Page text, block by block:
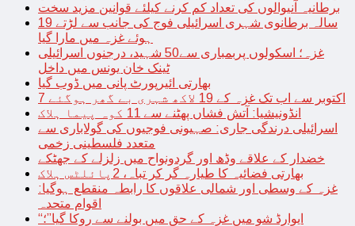
برطانیہ آنیوالوں کی تعداد کم کرنے کیلئے قوانین مزید سخت
19 سالہ برطانوی شہری اسرائیلی فوج کی جانب سے لڑتے
ہوئے غزہ میں مارا گیا
غزہ؛ اسکولوں پربمباری سے50 شہید، درجنوں اسرائیلی
ٹینک خان یونس میں داخل
بھارتی ائیرپورٹ پانی میں ڈوب گیا
7 اکتوبر سے اب تک غزہ کے 19 لاکھ شہری بے گھر ہوگئے
انڈونیشیا: آتش فشاں پھٹنے سے 11 کوہ پیما ہلاک
اسرائیلی درندگی جاری: صہیونی فوجیوں کی گولاباری سے
متعدد فلسطینی زخمی
خضدار کے علاقے وڈھ اور گردونواح میں زلزلے کے جھٹکے
بھارتی فضائیہ کا طیارہ گر کر تباہ، 2پائلٹس ہلاک
غزہ کے وسطی اور شمالی علاقوں کا رابطہ منقطع ہوگیا:
اقوام متحدہ
“ایوارڈ شو میں غزہ کے حق میں بولنے سے روکا گیا”؛